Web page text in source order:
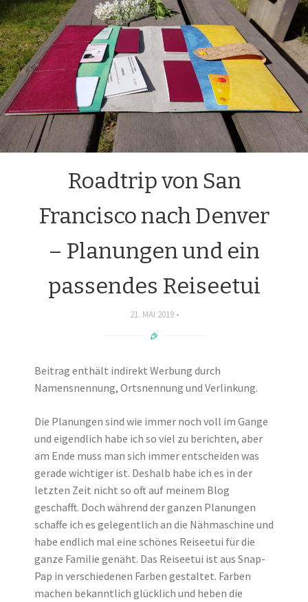
Roadtrip von San
Francisco nach Denver
– Planungen und ein
passendes Reiseetui
21. MAI 2019
Beitrag enthält indirekt Werbung durch
Namensnennung, Ortsnennung und Verlinkung.
Die Planungen sind wie immer noch voll im Gange
und eigendlich habe ich so viel zu berichten, aber
am Ende muss man sich immer entscheiden was
gerade wichtiger ist. Deshalb habe ich es in der
letzten Zeit nicht so oft auf meinem Blog
geschafft. Doch während der ganzen Planungen
schaffe ich es gelegentlich an die Nähmaschine und
habe endlich mal eine schönes Reiseetui für die
ganze Familie genäht. Das Reiseetui ist aus Snap-
Pap in verschiedenen Farben gestaltet. Farben
machen bekanntlich glücklich und heben die